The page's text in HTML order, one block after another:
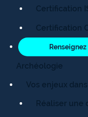
Certification
Certification
Archéologie
Vos enjeux
Réaliser une